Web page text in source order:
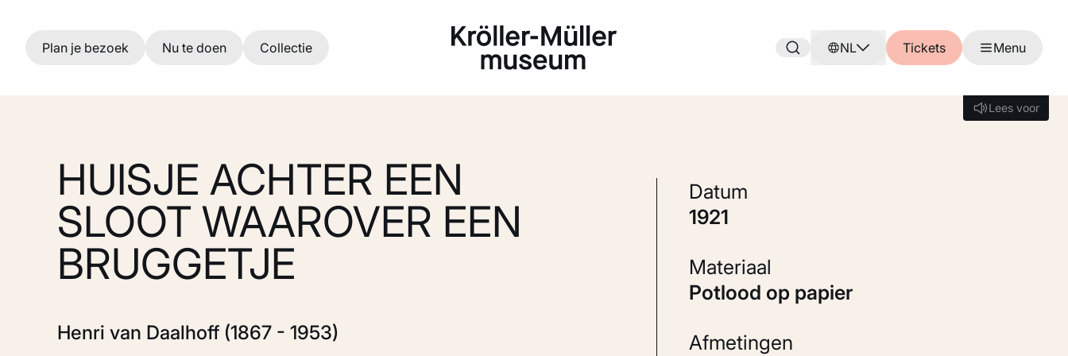
Ga naar hoofdinhoud
Plan je bezoek Nu te doen Collectie NL Tickets Menu
Lees voor
Lees voor
HUISJE ACHTER EEN
SLOOT WAAROVER EEN
BRUGGETJE
Henri van Daalhoff (1867 - 1953)
Datum
1921
Materiaal
Potlood op papier
Afmetingen